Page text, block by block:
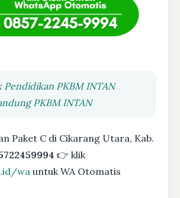
Pendidikan PKBM INTAN
PKBM INTAN
Paket C di Cikarang Utara, Kab.
👉 klik
wa untuk WA Otomatis